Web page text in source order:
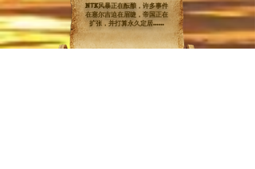
NTK风暴正在酝酿，许多事件
在塞尔吉迫在眉睫，帝国正在
扩张，并打算永久定居……